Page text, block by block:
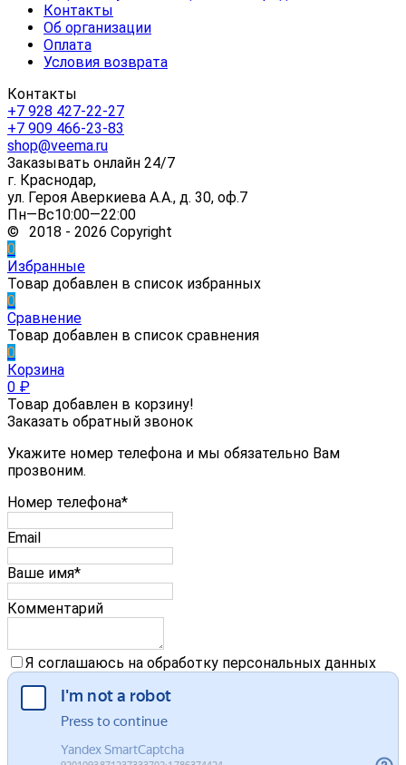
Контакты
Об организации
Оплата
Условия возврата
Контакты
+7 928 427-22-27
+7 909 466-23-83
shop@veema.ru
Заказывать онлайн 24/7
г. Краснодар,
ул. Героя Аверкиева А.А., д. 30, оф.7
Пн—Вс10:00—22:00
© 2018 - 2026 Copyright
0
Избранные
Товар добавлен в список избранных
0
Сравнение
Товар добавлен в список сравнения
0
Корзина
0 ₽
Товар добавлен в корзину!
Заказать обратный звонок
Укажите номер телефона и мы обязательно Вам
прозвоним.
Номер телефона*
Email
Ваше имя*
Комментарий
Я соглашаюсь на обработку персональных данных